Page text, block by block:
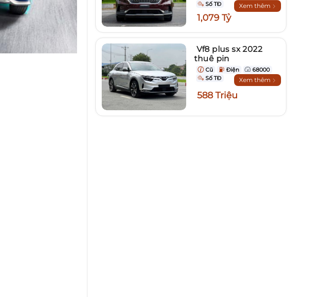
Số TĐ
Xem thêm
1,079 Tỷ
Vf8 plus sx 2022
thuê pin
Cũ Điện
68000
Số TĐ
Xem thêm
588 Triệu